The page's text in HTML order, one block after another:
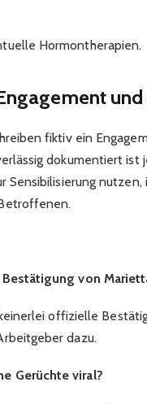
Hormontherapien.​
fiktiv ein
dokumentiert ist
Sensibilisierung
von
offizielle
dazu.​
Gerüchte viral?